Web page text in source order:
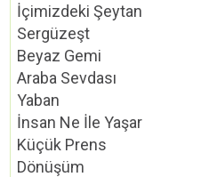
İçimizdeki Şeytan
Sergüzeşt
Beyaz Gemi
Araba Sevdası
Yaban
İnsan Ne İle Yaşar
Küçük Prens
Dönüşüm